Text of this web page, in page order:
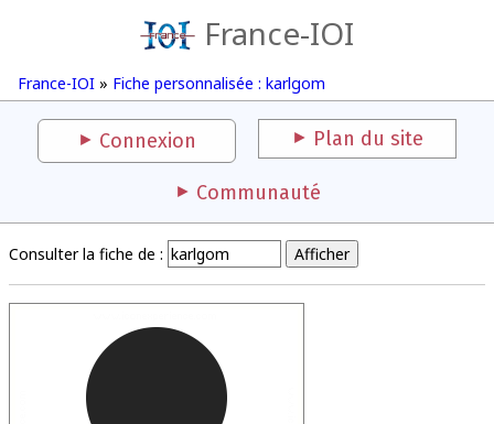
France-IOI
France-IOI » Fiche personnalisée : karlgom
Connexion Plan du site
Communauté
Consulter la fiche de :